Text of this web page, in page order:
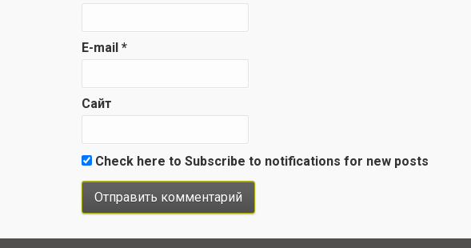
E-mail *
Сайт
Check here to Subscribe to notifications for new posts